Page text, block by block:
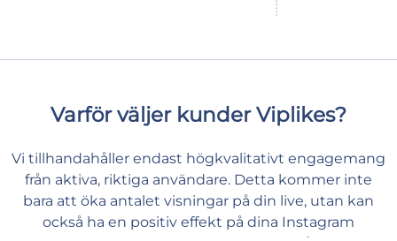
Varför väljer kunder Viplikes?
Vi tillhandahåller endast högkvalitativt engagemang
från aktiva, riktiga användare. Detta kommer inte
bara att öka antalet visningar på din live, utan kan
också ha en positiv effekt på dina Instagram